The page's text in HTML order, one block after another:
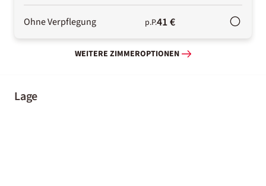
Ohne Verpflegung p.P.41 €
WEITERE ZIMMEROPTIONEN
Lage